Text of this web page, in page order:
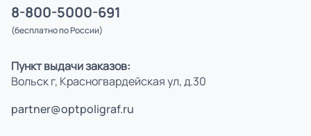
8-800-5000-691
(бесплатно по России)
Пункт выдачи заказов:
Вольск г, Красногвардейская ул, д.30
partner@optpoligraf.ru